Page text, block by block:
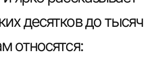
десятков до тысяч
относятся: